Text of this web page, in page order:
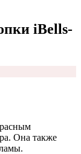
iBells-
Она также